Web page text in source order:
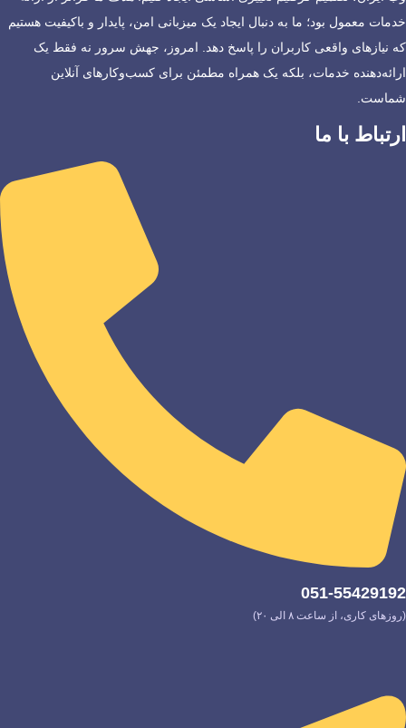
خدمات معمول بود؛ ما به دنبال ایجاد یک میزبانی امن، پایدار و باکیفیت هستیم
که نیازهای واقعی کاربران را پاسخ دهد. امروز، جهش سرور نه فقط یک
ارائه‌دهنده خدمات، بلکه یک همراه مطمئن برای کسب‌وکارهای آنلاین
شماست.
ارتباط با ما
051-55429192
(روزهای کاری، از ساعت ۸ الی ۲۰)